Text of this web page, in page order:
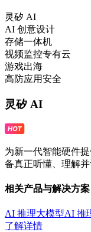
灵矽 AI
AI 创意设计
存储一体机
视频监控专有云
游戏出海
高防应用安全
灵矽 AI
为新一代智能硬件
备真正听懂、理解并
相关产品与解决方案
AI 推理大模型AI 推
了解详情